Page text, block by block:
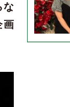
な
画